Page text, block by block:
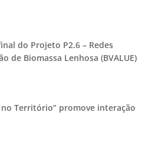
do Projeto P2.6 – Redes
de Biomassa Lenhosa (BVALUE)
no Território” promove interação